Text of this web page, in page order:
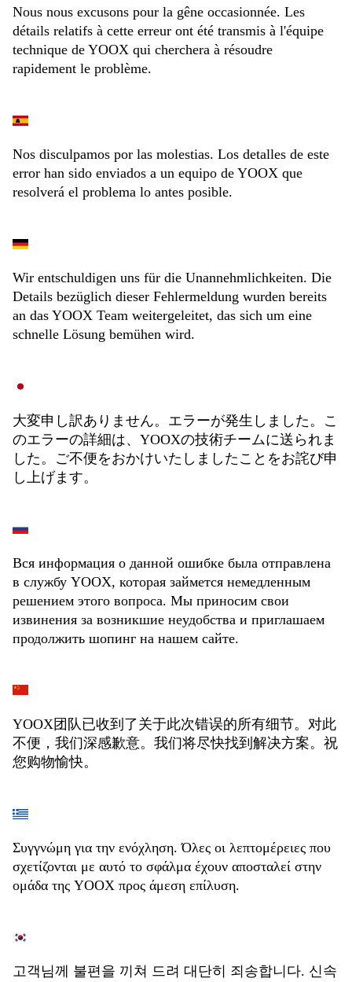
Nous nous excusons pour la gêne occasionnée. Les
détails relatifs à cette erreur ont été transmis à l'équipe
technique de YOOX qui cherchera à résoudre
rapidement le problème.
Nos disculpamos por las molestias. Los detalles de este
error han sido enviados a un equipo de YOOX que
resolverá el problema lo antes posible.
Wir entschuldigen uns für die Unannehmlichkeiten. Die
Details bezüglich dieser Fehlermeldung wurden bereits
an das YOOX Team weitergeleitet, das sich um eine
schnelle Lösung bemühen wird.
大変申し訳ありません。エラーが発生しました。こ
のエラーの詳細は、YOOXの技術チームに送られま
した。ご不便をおかけいたしましたことをお詫び申
し上げます。
Вся информация о данной ошибке была отправлена
в службу YOOX, которая займется немедленным
решением этого вопроса. Мы приносим свои
извинения за возникшие неудобства и приглашаем
продолжить шопинг на нашем сайте.
YOOX团队已收到了关于此次错误的所有细节。对此
不便，我们深感歉意。我们将尽快找到解决方案。祝
您购物愉快。
Συγγνώμη για την ενόχληση. Όλες οι λεπτομέρειες που
σχετίζονται με αυτό το σφάλμα έχουν αποσταλεί στην
ομάδα της YOOX προς άμεση επίλυση.
고객님께 불편을 끼쳐 드려 대단히 죄송합니다. 신속